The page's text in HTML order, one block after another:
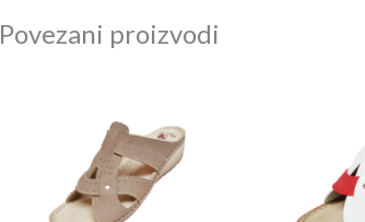
Povezani proizvodi